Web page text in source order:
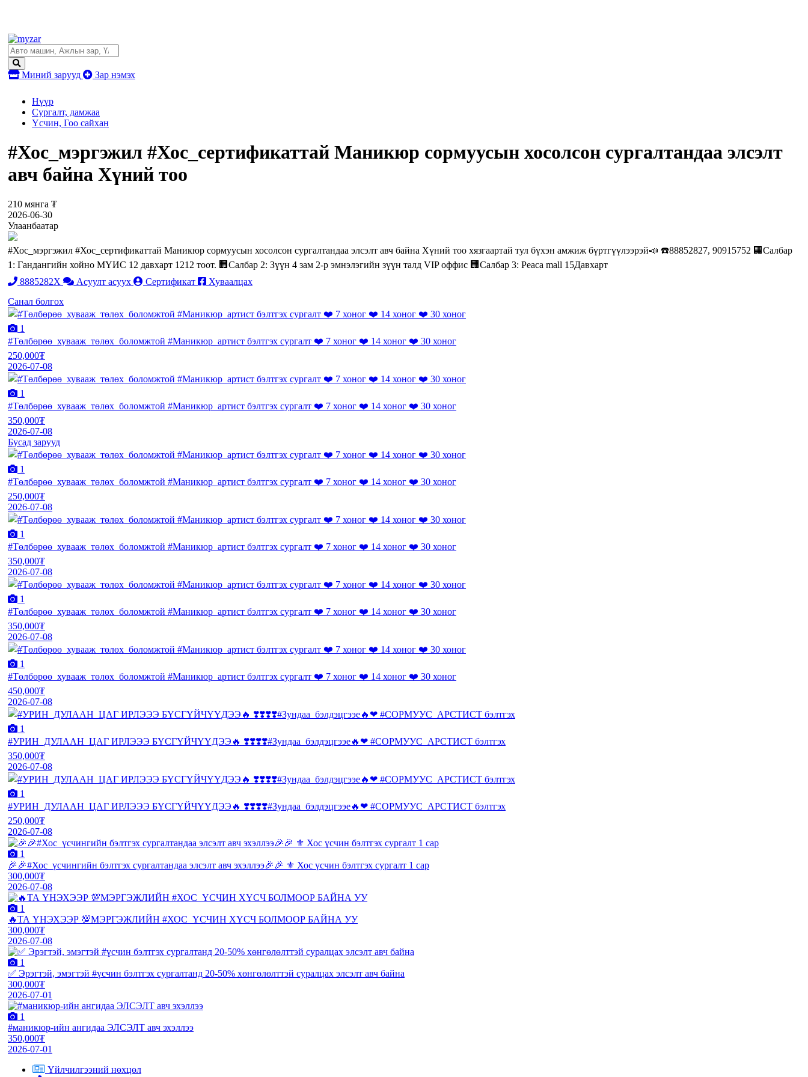
Миний зарууд Зар нэмэх
Нүүр
Сургалт, дамжаа
Үсчин, Гоо сайхан
#Хос_мэргэжил #Хос_сертификаттай Маникюр сормуусын хосолсон сургалтандаа элсэлт
авч байна Хүний тоо
210 мянга ₮
2026-06-30
Улаанбаатар
#Хос_мэргэжил #Хос_сертификаттай Маникюр сормуусын хосолсон сургалтандаа элсэлт авч байна Хүний тоо хязгаартай тул бүхэн амжиж бүртгүүлээрэй📣 ☎️88852827, 90915752 🏢Салбар
1: Гандангийн хойно МҮИС 12 давхарт 1212 тоот. 🏢Салбар 2: Зүүн 4 зам 2-р эмнэлэгийн зүүн талд VIP оффис 🏢Салбар 3: Peaca mall 15Давхарт
8885282X
Асуулт асуух Сертификат
Хуваалцах
Санал болгох
1
#Төлбөрөө_хувааж_төлөх_боломжтой #Маникюр_артист бэлтгэх сургалт ❤️ 7 хоног ❤️ 14 хоног ❤️ 30 хоног
250,000₮
2026-07-08
1
#Төлбөрөө_хувааж_төлөх_боломжтой #Маникюр_артист бэлтгэх сургалт ❤️ 7 хоног ❤️ 14 хоног ❤️ 30 хоног
350,000₮
2026-07-08
Бусад зарууд
1
#Төлбөрөө_хувааж_төлөх_боломжтой #Маникюр_артист бэлтгэх сургалт ❤️ 7 хоног ❤️ 14 хоног ❤️ 30 хоног
250,000₮
2026-07-08
1
#Төлбөрөө_хувааж_төлөх_боломжтой #Маникюр_артист бэлтгэх сургалт ❤️ 7 хоног ❤️ 14 хоног ❤️ 30 хоног
350,000₮
2026-07-08
1
#Төлбөрөө_хувааж_төлөх_боломжтой #Маникюр_артист бэлтгэх сургалт ❤️ 7 хоног ❤️ 14 хоног ❤️ 30 хоног
350,000₮
2026-07-08
1
#Төлбөрөө_хувааж_төлөх_боломжтой #Маникюр_артист бэлтгэх сургалт ❤️ 7 хоног ❤️ 14 хоног ❤️ 30 хоног
450,000₮
2026-07-08
1
#УРИН_ДУЛААН_ЦАГ ИРЛЭЭЭ БҮСГҮЙЧҮҮДЭЭ🔥 ❣️❣️❣️❣️#Зундаа_бэлдэцгээе🔥❤ #СОРМУУС_АРСТИСТ бэлтгэх
350,000₮
2026-07-08
1
#УРИН_ДУЛААН_ЦАГ ИРЛЭЭЭ БҮСГҮЙЧҮҮДЭЭ🔥 ❣️❣️❣️❣️#Зундаа_бэлдэцгээе🔥❤ #СОРМУУС_АРСТИСТ бэлтгэх
250,000₮
2026-07-08
1
🎉🎉#Хос_үсчингийн бэлтгэх сургалтандаа элсэлт авч эхэллээ🎉🎉 ⚜️ Хос үсчин бэлтгэх сургалт 1 сар
300,000₮
2026-07-08
1
🔥ТА ҮНЭХЭЭР 💯МЭРГЭЖЛИЙН #ХОС_ҮСЧИН ХҮСЧ БОЛМООР БАЙНА УУ
300,000₮
2026-07-08
1
✅ Эрэгтэй, эмэгтэй #үсчин бэлтгэх сургалтанд 20-50% хөнгөлөлттэй суралцах элсэлт авч байна
300,000₮
2026-07-01
1
#маникюр-ийн ангидаа ЭЛСЭЛТ авч эхэллээ
350,000₮
2026-07-01
Үйлчилгээний нөхцөл